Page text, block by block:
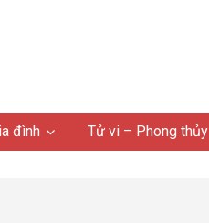
đình Tử vi – Phong thủy